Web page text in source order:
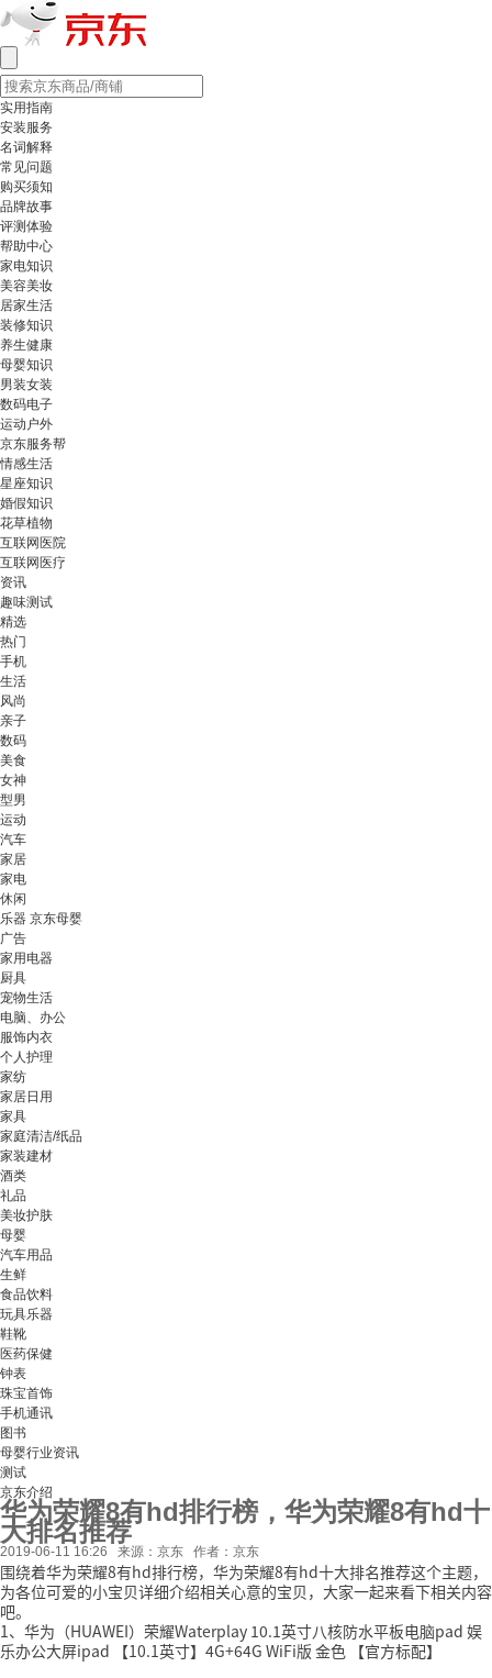
实用指南
安装服务
名词解释
常见问题
购买须知
品牌故事
评测体验
帮助中心
家电知识
美容美妆
居家生活
装修知识
养生健康
母婴知识
男装女装
数码电子
运动户外
京东服务帮
情感生活
星座知识
婚假知识
花草植物
互联网医院
互联网医疗
资讯
趣味测试
精选
热门
手机
生活
风尚
亲子
数码
美食
女神
型男
运动
汽车
家居
家电
休闲
乐器 京东母婴
广告
家用电器
厨具
宠物生活
电脑、办公
服饰内衣
个人护理
家纺
家居日用
家具
家庭清洁/纸品
家装建材
酒类
礼品
美妆护肤
母婴
汽车用品
生鲜
食品饮料
玩具乐器
鞋靴
医药保健
钟表
珠宝首饰
手机通讯
图书
母婴行业资讯
测试
京东介绍
华为荣耀8有hd排行榜，华为荣耀8有hd十
大排名推荐
2019-06-11 16:26 来源：京东 作者：京东
围绕着华为荣耀8有hd排行榜，华为荣耀8有hd十大排名推荐这个主题，
为各位可爱的小宝贝详细介绍相关心意的宝贝，大家一起来看下相关内容
吧。
1、华为（HUAWEI）荣耀Waterplay 10.1英寸八核防水平板电脑pad 娱
乐办公大屏ipad 【10.1英寸】4G+64G WiFi版 金色 【官方标配】